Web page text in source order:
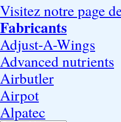
Visitez notre page
Fabricants
Adjust-A-Wings
Advanced nutrients
Airbutler
Airpot
Alpatec